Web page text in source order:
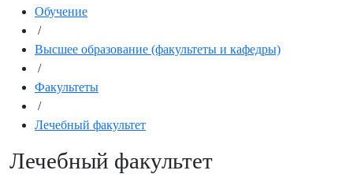
Обучение
/
Высшее образование (факультеты и кафедры)
/
Факультеты
/
Лечебный факультет
Лечебный факультет